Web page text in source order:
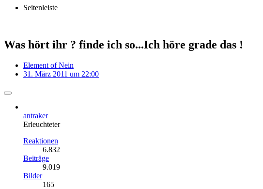
Seitenleiste
Was hört ihr ? finde ich so...Ich höre grade das !
Element of Nein
31. März 2011 um 22:00
antraker
Erleuchteter
Reaktionen
6.832
Beiträge
9.019
Bilder
165